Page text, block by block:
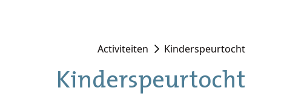
Activiteiten Kinderspeurtocht
Kinderspeurtocht